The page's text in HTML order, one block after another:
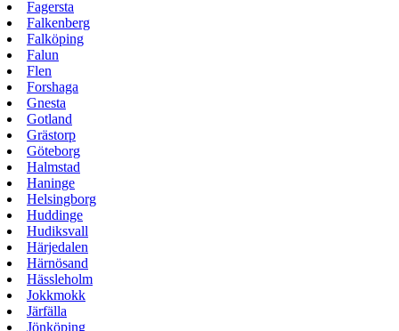
Fagersta
Falkenberg
Falköping
Falun
Flen
Forshaga
Gnesta
Gotland
Grästorp
Göteborg
Halmstad
Haninge
Helsingborg
Huddinge
Hudiksvall
Härjedalen
Härnösand
Hässleholm
Jokkmokk
Järfälla
Jönköping